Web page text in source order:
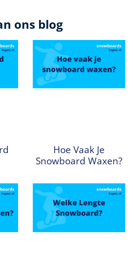
ons blog
Hoe Vaak Je
Snowboard Waxen?